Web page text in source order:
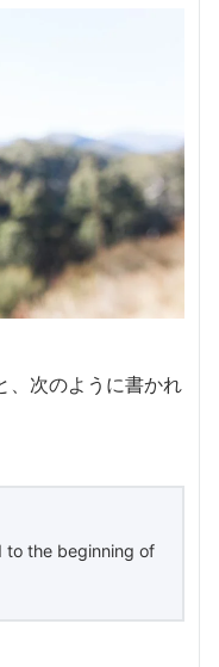
、次のように書かれ
to the beginning of